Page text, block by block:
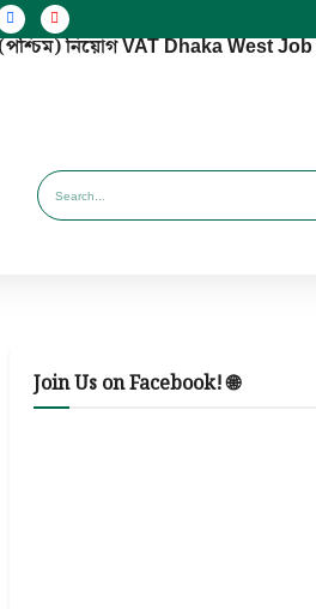
(পশ্চিম) নিয়োগ VAT Dhaka West
Join Us on Facebook! 🌐